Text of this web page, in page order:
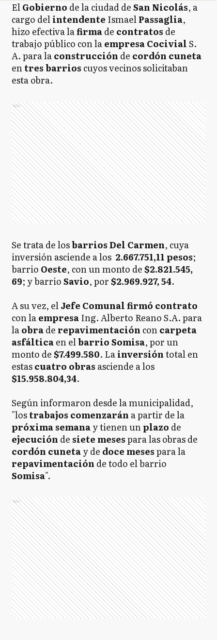
ElGobierno de la ciudad deSan Nicolás, a
cargo delintendente IsmaelPassaglia,
hizo efectiva lafirmade contratos de
trabajo público con laempresa CocivialS.
A. para laconstrucción de cordón cuneta
entres barrios cuyos vecinos solicitaban
esta obra.
Ads
Se trata de losbarrios Del Carmen, cuya
inversión asciende a los 2.667.751,11 pesos;
barrio Oeste, con un monto de$2.821.545,
69; y barrioSavio, por$2.969.927, 54.
A su vez, elJefe Comunalfirmó contrato
con laempresaIng. Alberto Reano S.A. para
laobrade repavimentación concarpeta
asfálticaen elbarrio Somisa, por un
monto de$7.499.580. Lainversióntotal en
estascuatro obras asciende a los
$15.958.804,34.
Según informaron desde la municipalidad,
"lostrabajos comenzarán a partir de la
próxima semanay tienen unplazo de
ejecución de siete mesespara las obras de
cordón cunetay de doce mesespara la
repavimentación de todo el barrio
Somisa".
Ads